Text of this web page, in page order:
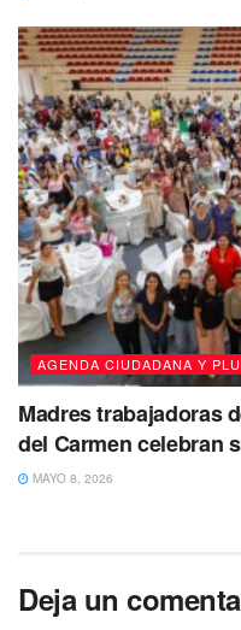
AGENDA CIUDADANA Y
Madres trabajadoras
del Carmen celebran
MAYO 8, 2026
Deja un